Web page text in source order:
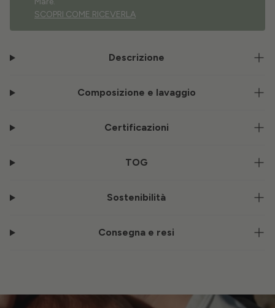
SCOPRI COME RICEVERLA
Descrizione
Composizione e lavaggio
Certificazioni
TOG
Sostenibilità
Consegna e resi